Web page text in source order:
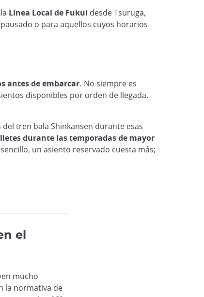
Línea Local de Fukui desde Tsuruga,
o para aquellos cuyos horarios
antes de embarcar. No siempre es
disponibles por orden de llegada.
tren bala Shinkansen durante esas
durante las temporadas de mayor
un asiento reservado cuesta más;
el
mucho
la normativa de